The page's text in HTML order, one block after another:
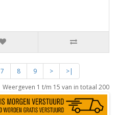
7 8 9 >
>|
Weergeven 1 t/m 15 van in totaal 200